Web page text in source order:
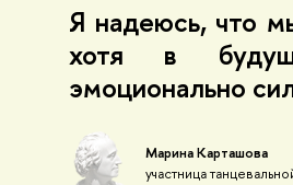
Я надеюсь, что
хотя в
эмоционально
Марина Карташова
участница